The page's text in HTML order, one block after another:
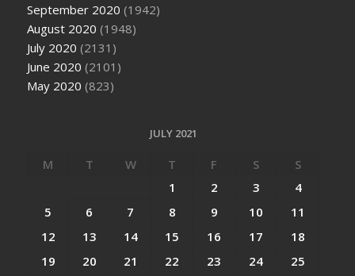
September 2020 (1942)
August 2020 (1948)
July 2020 (2131)
June 2020 (2101)
May 2020 (823)
JULY 2021
M T W T F S
S
1
2 3
4
5
6 7 8 9 10
11
12
13 14 15 16 17
18
19
20 21 22 23 24
25